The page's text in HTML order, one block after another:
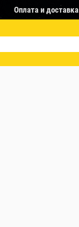
Оплата и доставка